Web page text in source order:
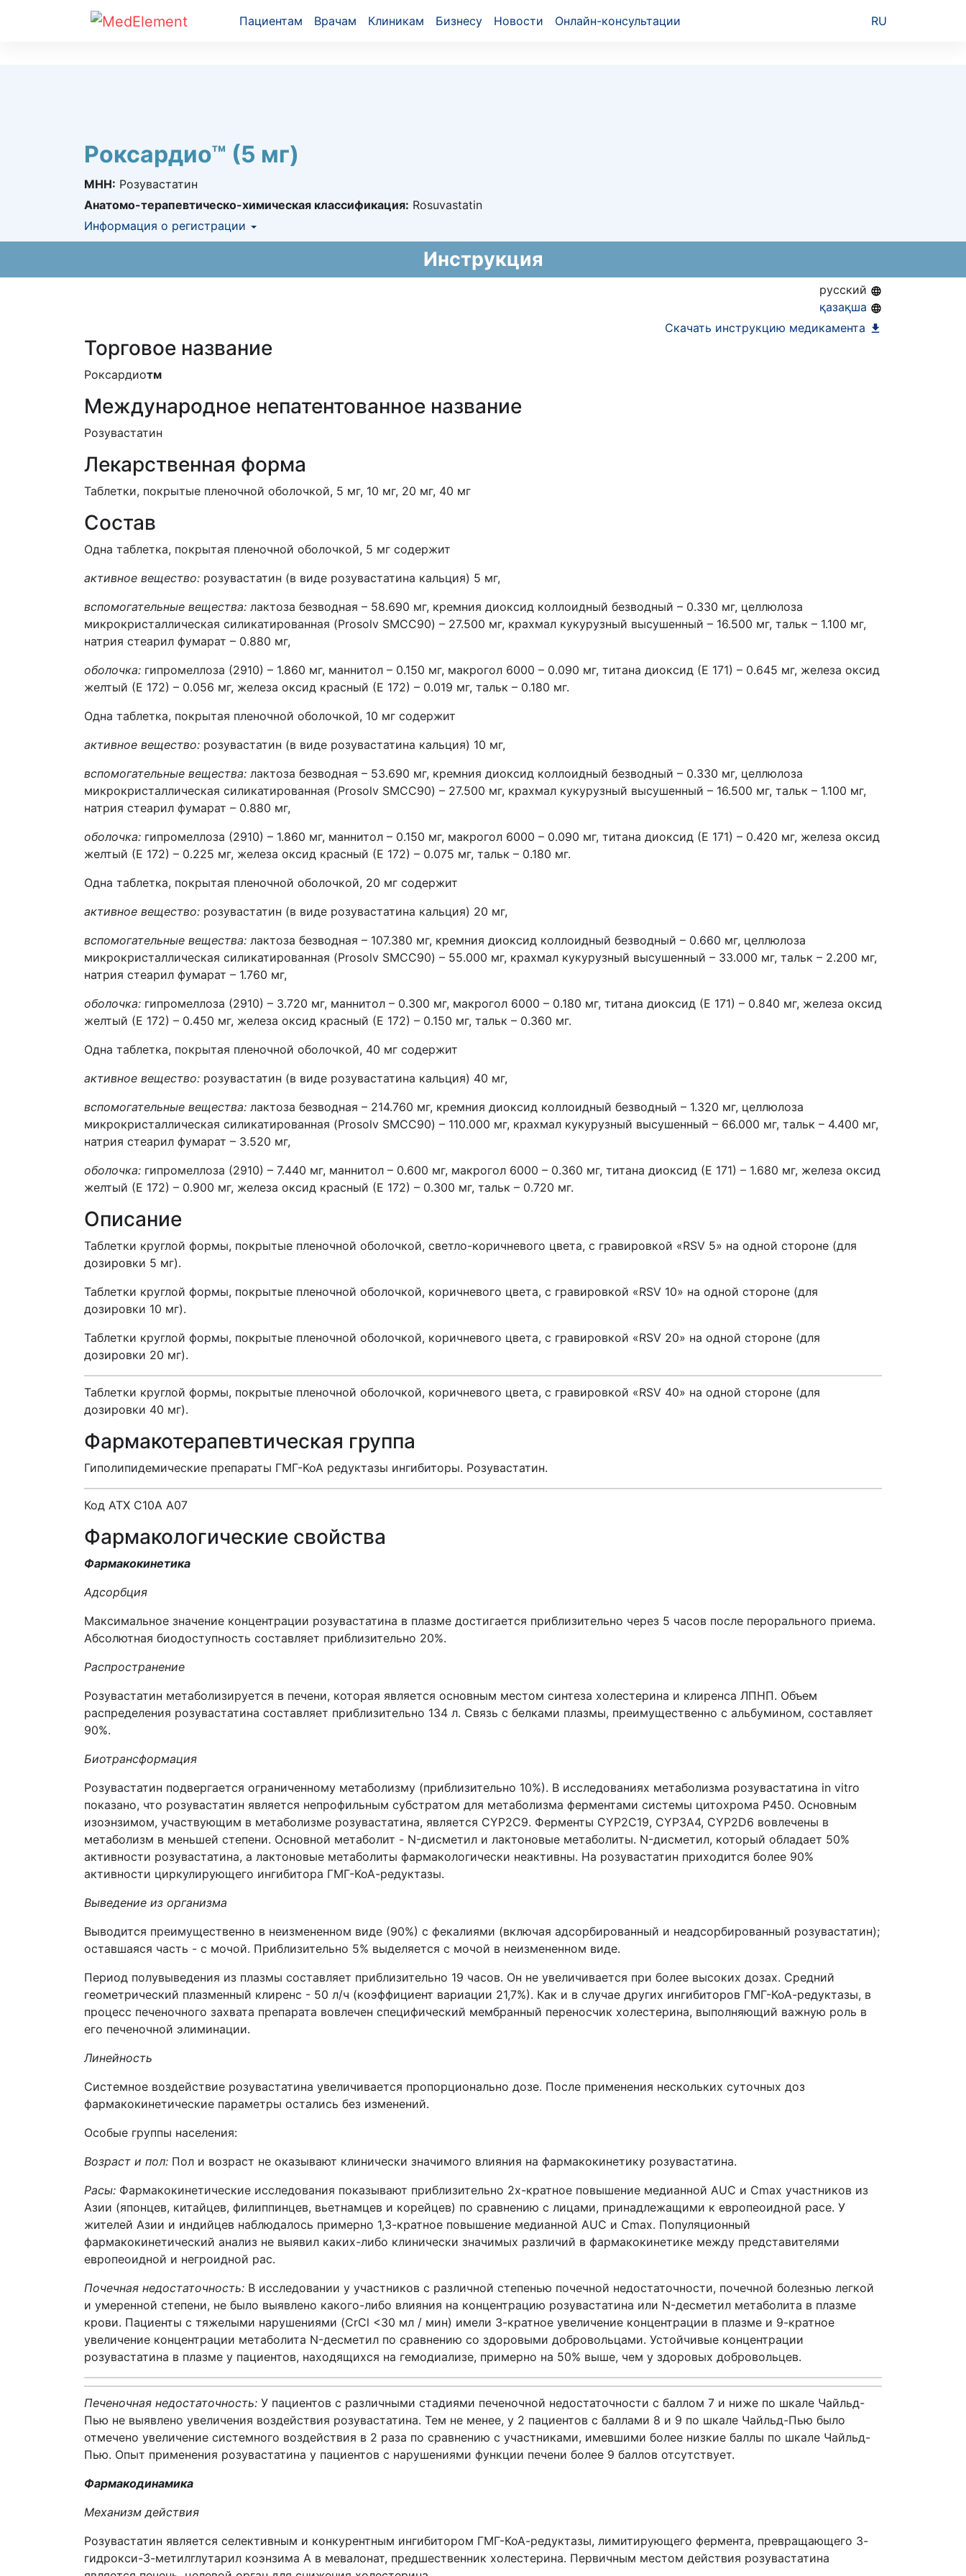
Пациентам Врачам Клиникам Бизнесу Новости Онлайн-консультации RU
Роксардио™ (5 мг)
МНН: Розувастатин
Анатомо-терапевтическо-химическая классификация: Rosuvastatin
Информация о регистрации
Инструкция
русский
қазақша
Скачать инструкцию медикамента
Торговое название
Роксардиотм
Международное непатентованное название
Розувастатин
Лекарственная форма
Таблетки, покрытые пленочной оболочкой, 5 мг, 10 мг, 20 мг, 40 мг
Состав
Одна таблетка, покрытая пленочной оболочкой, 5 мг содержит
активное вещество: розувастатин (в виде розувастатина кальция) 5 мг,
вспомогательные вещества: лактоза безводная – 58.690 мг, кремния диоксид коллоидный безводный – 0.330 мг, целлюлоза
микрокристаллическая силикатированная (Prosolv SMCC90) – 27.500 мг, крахмал кукурузный высушенный – 16.500 мг, тальк – 1.100 мг,
натрия стеарил фумарат – 0.880 мг,
оболочка: гипромеллоза (2910) – 1.860 мг, маннитол – 0.150 мг, макрогол 6000 – 0.090 мг, титана диоксид (Е 171) – 0.645 мг, железа оксид
желтый (Е 172) – 0.056 мг, железа оксид красный (Е 172) – 0.019 мг, тальк – 0.180 мг.
Одна таблетка, покрытая пленочной оболочкой, 10 мг содержит
активное вещество: розувастатин (в виде розувастатина кальция) 10 мг,
вспомогательные вещества: лактоза безводная – 53.690 мг, кремния диоксид коллоидный безводный – 0.330 мг, целлюлоза
микрокристаллическая силикатированная (Prosolv SMCC90) – 27.500 мг, крахмал кукурузный высушенный – 16.500 мг, тальк – 1.100 мг,
натрия стеарил фумарат – 0.880 мг,
оболочка: гипромеллоза (2910) – 1.860 мг, маннитол – 0.150 мг, макрогол 6000 – 0.090 мг, титана диоксид (Е 171) – 0.420 мг, железа оксид
желтый (Е 172) – 0.225 мг, железа оксид красный (Е 172) – 0.075 мг, тальк – 0.180 мг.
Одна таблетка, покрытая пленочной оболочкой, 20 мг содержит
активное вещество: розувастатин (в виде розувастатина кальция) 20 мг,
вспомогательные вещества: лактоза безводная – 107.380 мг, кремния диоксид коллоидный безводный – 0.660 мг, целлюлоза
микрокристаллическая силикатированная (Prosolv SMCC90) – 55.000 мг, крахмал кукурузный высушенный – 33.000 мг, тальк – 2.200 мг,
натрия стеарил фумарат – 1.760 мг,
оболочка: гипромеллоза (2910) – 3.720 мг, маннитол – 0.300 мг, макрогол 6000 – 0.180 мг, титана диоксид (Е 171) – 0.840 мг, железа оксид
желтый (Е 172) – 0.450 мг, железа оксид красный (Е 172) – 0.150 мг, тальк – 0.360 мг.
Одна таблетка, покрытая пленочной оболочкой, 40 мг содержит
активное вещество: розувастатин (в виде розувастатина кальция) 40 мг,
вспомогательные вещества: лактоза безводная – 214.760 мг, кремния диоксид коллоидный безводный – 1.320 мг, целлюлоза
микрокристаллическая силикатированная (Prosolv SMCC90) – 110.000 мг, крахмал кукурузный высушенный – 66.000 мг, тальк – 4.400 мг,
натрия стеарил фумарат – 3.520 мг,
оболочка: гипромеллоза (2910) – 7.440 мг, маннитол – 0.600 мг, макрогол 6000 – 0.360 мг, титана диоксид (Е 171) – 1.680 мг, железа оксид
желтый (Е 172) – 0.900 мг, железа оксид красный (Е 172) – 0.300 мг, тальк – 0.720 мг.
Описание
Таблетки круглой формы, покрытые пленочной оболочкой, светло-коричневого цвета, с гравировкой «RSV 5» на одной стороне (для
дозировки 5 мг).
Таблетки круглой формы, покрытые пленочной оболочкой, коричневого цвета, с гравировкой «RSV 10» на одной стороне (для
дозировки 10 мг).
Таблетки круглой формы, покрытые пленочной оболочкой, коричневого цвета, с гравировкой «RSV 20» на одной стороне (для
дозировки 20 мг).
Таблетки круглой формы, покрытые пленочной оболочкой, коричневого цвета, с гравировкой «RSV 40» на одной стороне (для
дозировки 40 мг).
Фармакотерапевтическая группа
Гиполипидемические препараты ГМГ-КоА редуктазы ингибиторы. Розувастатин.
Код АТХ С10А А07
Фармакологические свойства
Фармакокинетика
Адсорбция
Максимальное значение концентрации розувастатина в плазме достигается приблизительно через 5 часов после перорального приема.
Абсолютная биодоступность составляет приблизительно 20%.
Распространение
Розувастатин метаболизируется в печени, которая является основным местом синтеза холестерина и клиренса ЛПНП. Объем
распределения розувастатина составляет приблизительно 134 л. Связь с белками плазмы, преимущественно с альбумином, составляет
90%.
Биотрансформация
Розувастатин подвергается ограниченному метаболизму (приблизительно 10%). В исследованиях метаболизма розувастатина in vitro
показано, что розувастатин является непрофильным субстратом для метаболизма ферментами системы цитохрома Р450. Основным
изоэнзимом, участвующим в метаболизме розувастатина, является CYP2C9. Ферменты CYP2C19, CYP3A4, CYP2D6 вовлечены в
метаболизм в меньшей степени. Основной метаболит - N-дисметил и лактоновые метаболиты. N-дисметил, который обладает 50%
активности розувастатина, а лактоновые метаболиты фармакологически неактивны. На розувастатин приходится более 90%
активности циркулирующего ингибитора ГМГ-КоА-редуктазы.
Выведение из организма
Выводится преимущественно в неизмененном виде (90%) с фекалиями (включая адсорбированный и неадсорбированный розувастатин);
оставшаяся часть - с мочой. Приблизительно 5% выделяется с мочой в неизмененном виде.
Период полувыведения из плазмы составляет приблизительно 19 часов. Он не увеличивается при более высоких дозах. Средний
геометрический плазменный клиренс - 50 л/ч (коэффициент вариации 21,7%). Как и в случае других ингибиторов ГМГ-КоА-редуктазы, в
процесс печеночного захвата препарата вовлечен специфический мембранный переносчик холестерина, выполняющий важную роль в
его печеночной элиминации.
Линейность
Системное воздействие розувастатина увеличивается пропорционально дозе. После применения нескольких суточных доз
фармакокинетические параметры остались без изменений.
Особые группы населения:
Возраст и пол: Пол и возраст не оказывают клинически значимого влияния на фармакокинетику розувастатина.
Расы: Фармакокинетические исследования показывают приблизительно 2х-кратное повышение медианной AUC и Сmax участников из
Азии (японцев, китайцев, филиппинцев, вьетнамцев и корейцев) по сравнению с лицами, принадлежащими к европеоидной расе. У
жителей Азии и индийцев наблюдалось примерно 1,3-кратное повышение медианной AUC и Сmax. Популяционный
фармакокинетический анализ не выявил каких-либо клинически значимых различий в фармакокинетике между представителями
европеоидной и негроидной рас.
Почечная недостаточность: В исследовании у участников с различной степенью почечной недостаточности, почечной болезнью легкой
и умеренной степени, не было выявлено какого-либо влияния на концентрацию розувастатина или N-десметил метаболита в плазме
крови. Пациенты с тяжелыми нарушениями (CrCl <30 мл / мин) имели 3-кратное увеличение концентрации в плазме и 9-кратное
увеличение концентрации метаболита N-десметил по сравнению со здоровыми добровольцами. Устойчивые концентрации
розувастатина в плазме у пациентов, находящихся на гемодиализе, примерно на 50% выше, чем у здоровых добровольцев.
Печеночная недостаточность: У пациентов с различными стадиями печеночной недостаточности с баллом 7 и ниже по шкале Чайльд-
Пью не выявлено увеличения воздействия розувастатина. Тем не менее, у 2 пациентов с баллами 8 и 9 по шкале Чайльд-Пью было
отмечено увеличение системного воздействия в 2 раза по сравнению с участниками, имевшими более низкие баллы по шкале Чайльд-
Пью. Опыт применения розувастатина у пациентов с нарушениями функции печени более 9 баллов отсутствует.
Фармакодинамика
Механизм действия
Розувастатин является селективным и конкурентным ингибитором ГМГ-КоА-редуктазы, лимитирующего фермента, превращающего 3-
гидрокси-3-метилглутарил коэнзима А в мевалонат, предшественник холестерина. Первичным местом действия розувастатина